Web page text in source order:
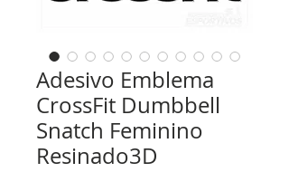
Adesivo Emblema
CrossFit Dumbbell
Snatch Feminino
Resinado3D